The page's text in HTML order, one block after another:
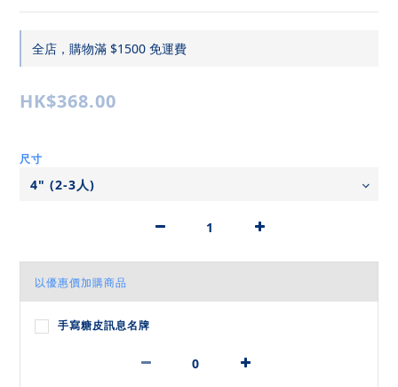
全店，購物滿 $1500 免運費
HK$368.00
尺寸
以優惠價加購商品
手寫糖皮訊息名牌